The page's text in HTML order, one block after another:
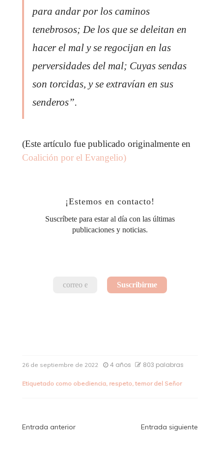
para andar por los caminos
tenebrosos; De los que se deleitan en
hacer el mal y se regocijan en las
perversidades del mal; Cuyas sendas
son torcidas, y se extravían en sus
senderos”.
(Este artículo fue publicado originalmente en
Coalición por el Evangelio)
¡Estemos en contacto!
Suscríbete para estar al día con las últimas
publicaciones y noticias.
26 de septiembre de 2022 4 años 803 palabras
Etiquetado como obediencia, respeto, temor del Señor
Navegación
Entrada anterior Entrada siguiente